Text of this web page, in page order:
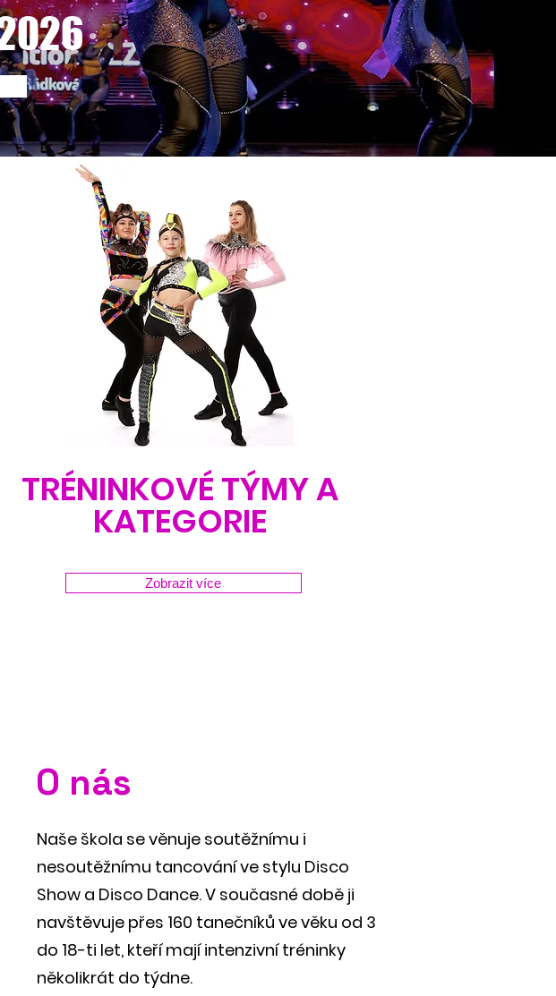
TRÉNINKOVÉ TÝMY A
KATEGORIE
Zobrazit více
O nás
Naše škola se věnuje soutěžnímu i
nesoutěžnímu tancování ve stylu Disco
Show a Disco Dance. V současné době ji
navštěvuje přes 160 tanečníků ve věku od 3
do 18-ti let, kteří mají intenzivní tréninky
několikrát do týdne.